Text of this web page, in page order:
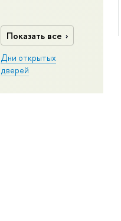
Показать все
Дни открытых
дверей